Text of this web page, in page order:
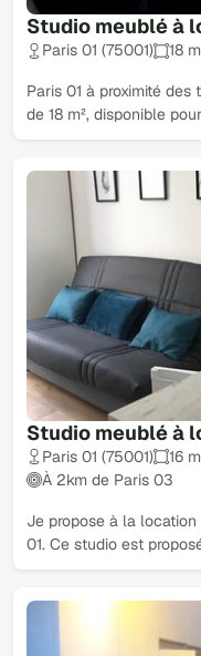
Studio meublé à
Paris 01 (75001) 18
Paris 01 à proximité
de 18 m², disponible
Studio meublé à
Paris 01 (75001) 16
À 2km de Paris 03
Je propose à la location
01. Ce studio est